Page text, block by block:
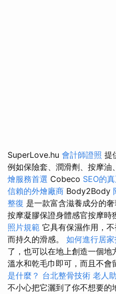
SuperLove.hu 會計師證照 提
例如保險套、潤滑劑、按摩油
燴服務首選 Cobeco SEO的
信賴的外燴廠商 Body2Body
整復 是一款富含滋養成分的奢
按摩凝膠保證身體感官按摩時
照片規範 它具有保濕作用，
而持久的滑感。 如何進行居
了，也可以在地上創造一個
溫水和乾毛巾即可，而且不會
是什麼？ 台北整骨技術 老人
不小心把它灑到了你不想要的